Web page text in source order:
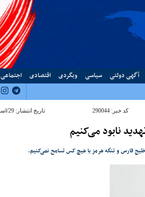
آگهی دولتی سیاسی وبگردی اقتصادی اجتماعی
کد خبر: 290044 تاریخ انتشار: 29/اسفند/1400 - 11:09
نابود می‌کنیم
فارس و تنگه هرمز با هیچ کس تسامح نمی‌کنیم.